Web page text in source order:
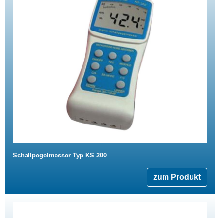
Schallpegelmesser Typ KS-200
zum Produkt